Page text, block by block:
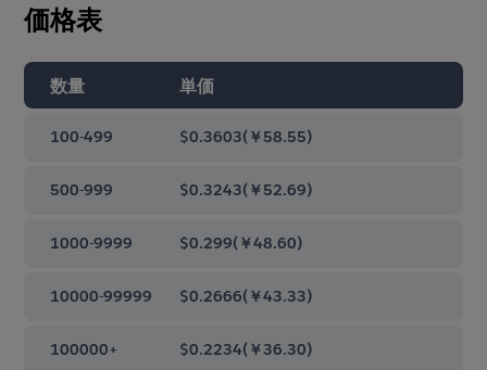
価格表
数量 単価
100-499 $0.3603(￥58.55)
500-999 $0.3243(￥52.69)
1000-9999 $0.299(￥48.60)
10000-99999 $0.2666(￥43.33)
100000+ $0.2234(￥36.30)